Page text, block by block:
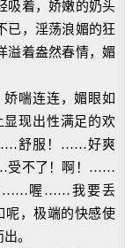
吸着，娇嫩的奶头
已，淫荡浪媚的狂
溢着盎然春情，媚
喘连连，媚眼如
现出性满足的欢
舒服！……好爽
不了！啊！……
喔……我要丢
，极端的快感使
。